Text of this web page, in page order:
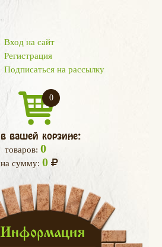
Вход на сайт
Регистрация
Подписаться на рассылку
0
в вашей корзине:
товаров: 0
на сумму: 0
Информация